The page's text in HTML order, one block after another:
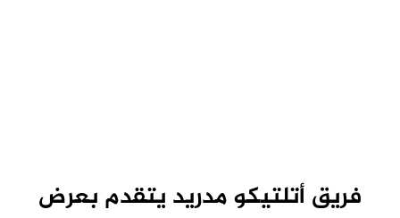
فريق أتلتيكو مدريد يتقدم بعرض